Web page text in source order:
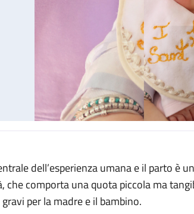
sicurezza e naturalità
dell’esperienza umana e il parto è
che comporta una quota piccola ma
per la madre e il bambino.